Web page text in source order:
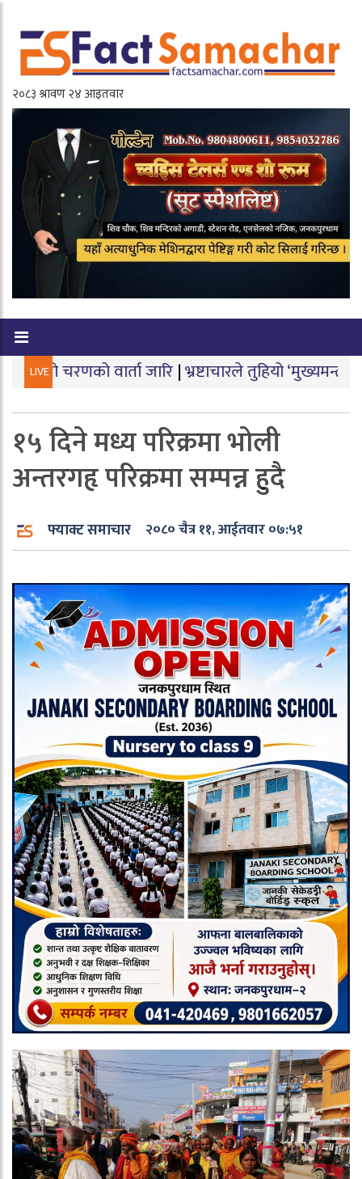
LIVE
वार्ता जारि|भ्रष्टाचारले तुहियो ‘मुख्यमन्त्री बेटी पढाऊँ,
१५ दिने मध्य परिक्रमा भोली
अन्तरगहृ परिक्रमा सम्पन्न हुदै
फ्याक्ट समाचार २०८० चैत्र ११, आईतवार ०७:५१